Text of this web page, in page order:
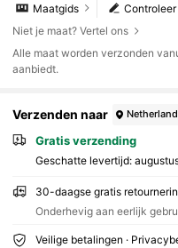
Maatgids
Niet je maat? Vertel ons
Alle maat worden verzonden
aanbiedt.
Verzenden naar
Gratis verzending
Geschatte levertijd:
30-daagse gratis
Onderhevig aan eerlijk
Veilige betalingen ·